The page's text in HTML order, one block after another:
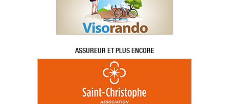
ASSUREUR ET PLUS ENCORE